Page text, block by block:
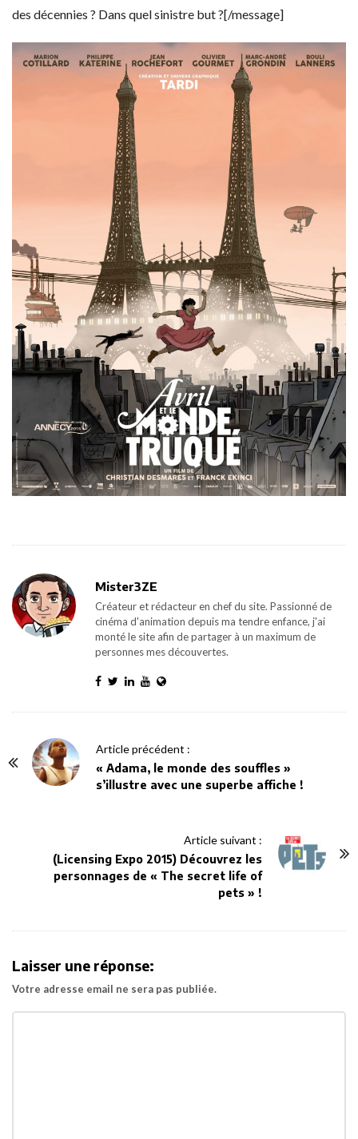
des décennies ? Dans quel sinistre but ?[/message]
Mister3ZE
Créateur et rédacteur en chef du site. Passionné de
cinéma d'animation depuis ma tendre enfance, j'ai
monté le site afin de partager à un maximum de
personnes mes découvertes.
Article précédent :
« Adama, le monde des souffles »
s’illustre avec une superbe affiche !
Article suivant :
(Licensing Expo 2015) Découvrez les
personnages de « The secret life of
pets » !
Laisser une réponse:
Votre adresse email ne sera pas publiée.